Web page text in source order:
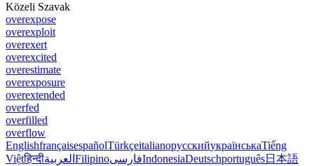
Közeli Szavak
overexpose
overexploit
overexert
overexcited
overestimate
overexposure
overextended
overfed
overfilled
overflow
EnglishfrançaisespañolTürkçeitalianoрусскийукраїнськаTiếng
Việtहिन्दीالعربية FilipinoفارسیIndonesiaDeutschportuguês日本語